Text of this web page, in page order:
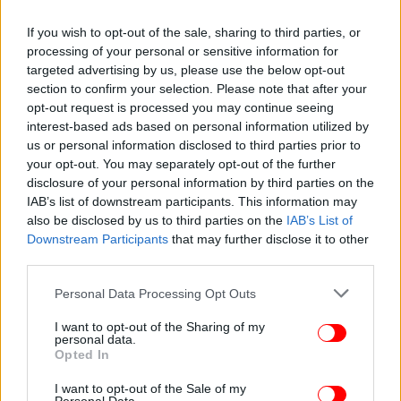
If you wish to opt-out of the sale, sharing to third parties, or
processing of your personal or sensitive information for
targeted advertising by us, please use the below opt-out
section to confirm your selection. Please note that after your
opt-out request is processed you may continue seeing
interest-based ads based on personal information utilized by
us or personal information disclosed to third parties prior to
your opt-out. You may separately opt-out of the further
disclosure of your personal information by third parties on the
IAB’s list of downstream participants. This information may
also be disclosed by us to third parties on the IAB’s List of
Downstream Participants that may further disclose it to other
Please note that this website/app uses one or more Google
not limited to your visit or usage behaviour. You may click to
grant or deny consent to Google and its third-party tags to
use your data for below specified purposes in below Google
consent section.
Personal Data Processing Opt Outs
I want to opt-out of the Sharing of my
personal data.
Opted In
I want to opt-out of the Sale of my
περιοχή του Διδυμοτείχου, αποτελεί έναν
σημαντικό βιότοπο του Έβρου και είναι ένας χώρος
πλούσιος σε ιστορία και πολιτισμό. Αυτή η
περιηγητική διαδρομή έχει αφετηρία το βυζαντινό
κάστρο του Διδυμοτείχου και τα υπόσκαφα
λαξεύματα. Πρόκειται για μια επιβλητική
βυζαντινή οχύρωση με 24 πύργους και πανοραμική
θέα στον Ερυθροπόταμο. Στα λαξεύματα του λόφου
υπάρχουν πιθανά μεσαιωνικά καταφύγια, αποθήκες
και λατρευτικοί χώροι. Η περιήγηση αυτή έχει